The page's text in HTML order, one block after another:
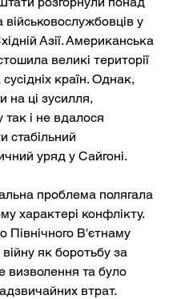
військовослужбовців у
Азії. Американська
великі території
країн. Однак,
на ці зусилля,
і не вдалося
стабільний
уряд у Сайгоні.
проблема полягала
характері конфлікту.
Північного В'єтнаму
як боротьбу за
визволення та було
втрат.